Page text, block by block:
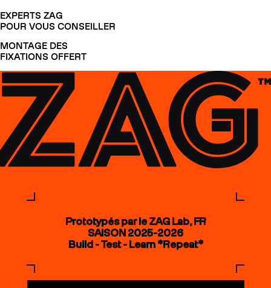
EXPERTS ZAG
POUR VOUS CONSEILLER
MONTAGE DES
FIXATIONS OFFERT
Prototypés par le ZAG Lab, FR
SAISON 2025-2026
Build - Test - Learn *Repeat*